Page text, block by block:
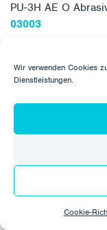
Wir verwenden Cookies
Dienstleistungen.
Cookie-
PU-3H AE O
03003
PU-3H AE O
03003
CT130/3H2-
PU-3H AE O
CT140/3H2-
PU-3H AE O